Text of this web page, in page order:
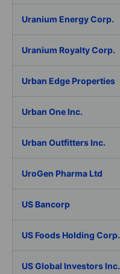
Uranium Energy Corp.
Uranium Royalty Corp.
Urban Edge Properties
Urban One Inc.
Urban Outfitters Inc.
UroGen Pharma Ltd
US Bancorp
US Foods Holding Corp.
US Global Investors Inc.